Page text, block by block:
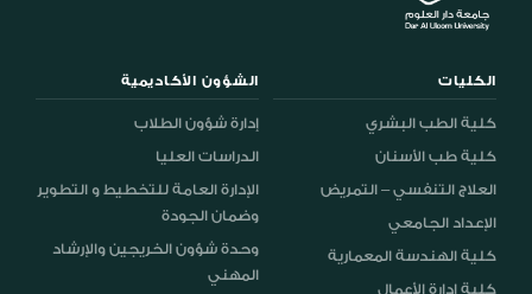
الكليات
كلية الطب البشري
كلية طب الأسنان
العلاج التنفسي – التمريض
الإعداد الجامعي
كلية الهندسة المعمارية
كلية إدارة الأعمال
الشؤون الأكاديمية
إدارة شؤون الطلاب
الدراسات العليا
الإدارة العامة للتخطيط و التطوير
وضمان الجودة
وحدة شؤون الخريجين والإرشاد
المهني